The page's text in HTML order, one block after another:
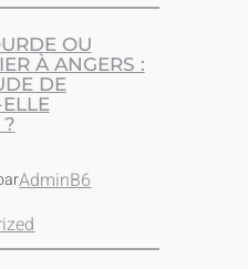
OU
À ANGERS :
DE
AdminB6